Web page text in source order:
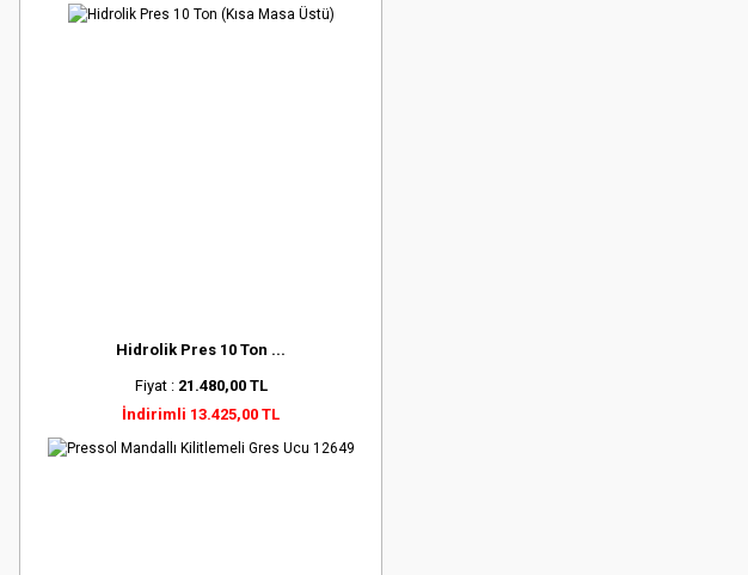
Hidrolik Pres 10 Ton ...
Fiyat : 21.480,00 TL
İndirimli 13.425,00 TL